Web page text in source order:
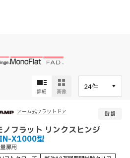
詳細 画像
アーム式フラットドア
ノフラット リンクスヒンジ
X1000型
扉用